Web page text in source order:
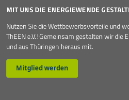
MIT UNS DIE ENERGIEWENDE
Nutzen Sie die Wettbewerbsvorteile und
ThEEN e.V.! Gemeinsam gestalten wir die
und aus Thüringen heraus mit.
Mitglied werden